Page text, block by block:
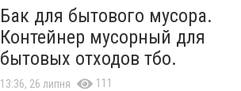
Бак для бытового мусора.
Контейнер мусорный для
бытовых отходов тбо.
13:36, 26 липня 111